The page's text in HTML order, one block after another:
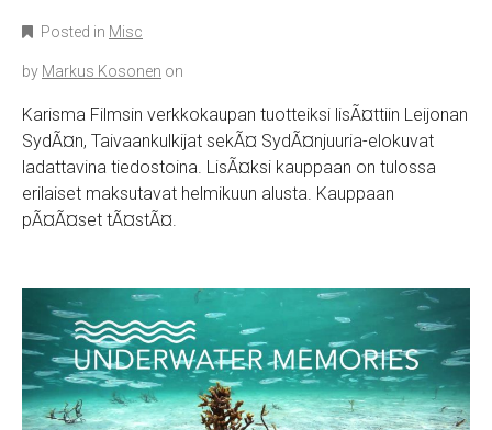
Posted in Misc
by Markus Kosonen on
Karisma Filmsin verkkokaupan tuotteiksi lisÃ¤ttiin Leijonan
SydÃ¤n, Taivaankulkijat sekÃ¤ SydÃ¤njuuria-elokuvat
ladattavina tiedostoina. LisÃ¤ksi kauppaan on tulossa
erilaiset maksutavat helmikuun alusta. Kauppaan
pÃ¤Ã¤set tÃ¤stÃ¤.